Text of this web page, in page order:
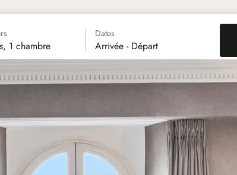
1 chambre
Dates
Arrivée - Départ